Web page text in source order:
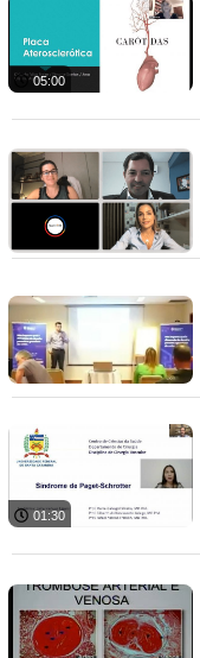
05:00
01:30